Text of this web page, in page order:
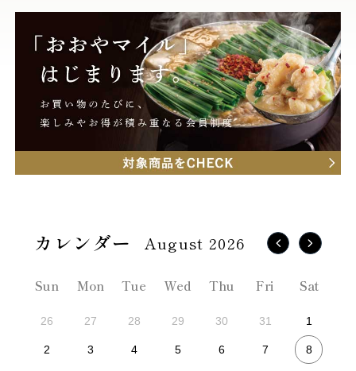
August 2026
Sun Mon Tue Wed Thu Fri Sat
26 27 28 29 30 31 1
2 3 4 5 6 7 8